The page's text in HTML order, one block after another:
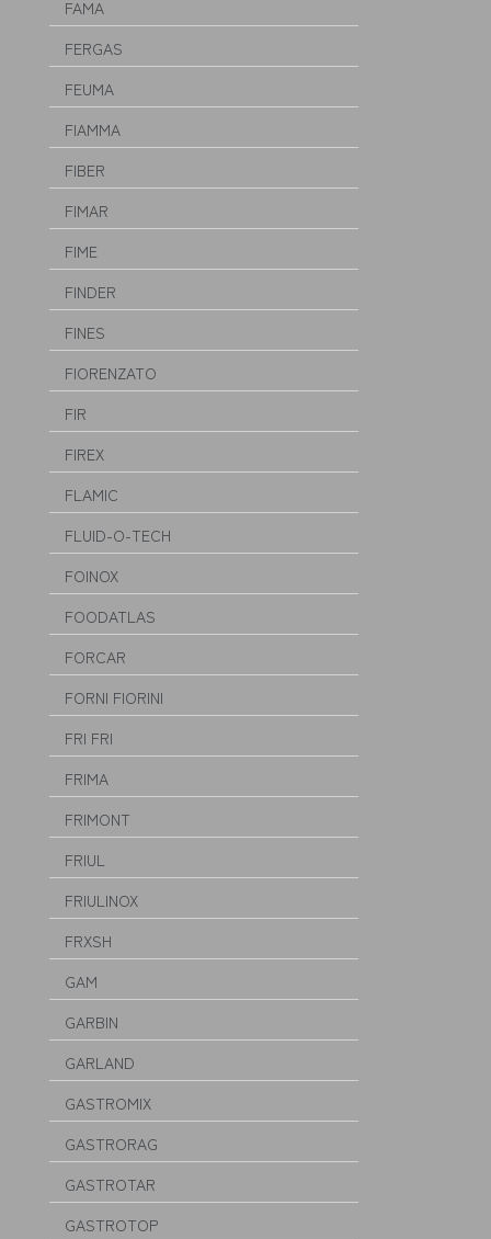
FAMA
FERGAS
FEUMA
FIAMMA
FIBER
FIMAR
FIME
FINDER
FINES
FIORENZATO
FIR
FIREX
FLAMIC
FLUID-O-TECH
FOINOX
FOODATLAS
FORCAR
FORNI FIORINI
FRI FRI
FRIMA
FRIMONT
FRIUL
FRIULINOX
FRXSH
GAM
GARBIN
GARLAND
GASTROMIX
GASTRORAG
GASTROTAR
GASTROTOP